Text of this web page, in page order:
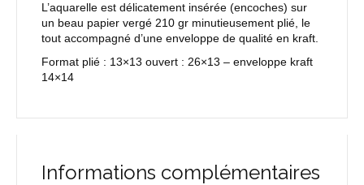
L’aquarelle est délicatement insérée (encoches) sur
un beau papier vergé 210 gr minutieusement plié, le
tout accompagné d’une enveloppe de qualité en kraft.
Format plié : 13×13 ouvert : 26×13 – enveloppe kraft
14×14
Informations complémentaires